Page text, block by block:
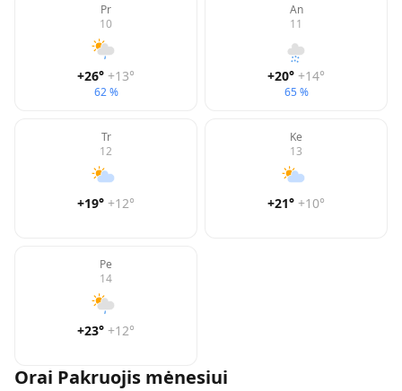
Pr
10
+26° +13°
62 %
An
11
+20° +14°
65 %
Tr
12
+19° +12°
Ke
13
+21° +10°
Pe
14
+23° +12°
Orai Pakruojis mėnesiui